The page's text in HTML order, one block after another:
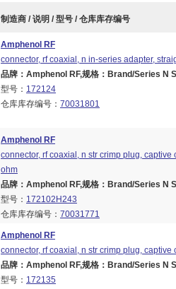
制造商 / 说明 / 型号 / 仓库库存编号
Amphenol RF
connector, rf coaxial, n in-series adapter,
品牌：Amphenol RF,规格：Brand/Series N
型号： 172124
仓库库存编号： 70031801
Amphenol RF
connector, rf coaxial, n str crimp plug,
ohm
品牌：Amphenol RF,规格：Brand/Series N
型号： 172102H243
仓库库存编号： 70031771
Amphenol RF
connector, rf coaxial, n str crimp plug,
品牌：Amphenol RF,规格：Brand/Series N
型号： 172135